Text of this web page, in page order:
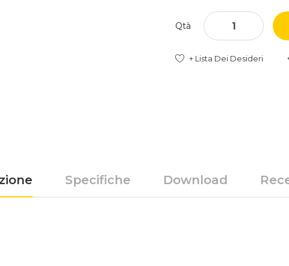
Qtà
+ Lista Dei Desideri
Specifiche Download